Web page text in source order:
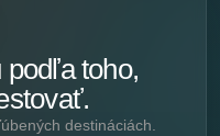
podľa toho,
destináciách.